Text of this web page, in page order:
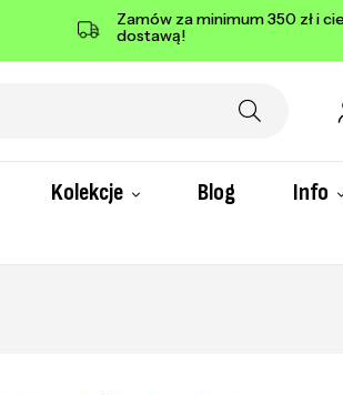
Zamów za minimum 350 zł i
dostawą!
Kolekcje Blog Info